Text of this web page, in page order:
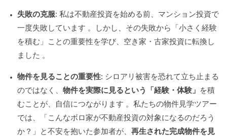
失敗の克服: 私は不動産投資を始める前、マンション投資で
一度失敗しています 。しかし、その失敗から「小さく経験
を積む」ことの重要性を学び、空き家・古家投資に転換し
ました 。
物件を見ることの重要性: シロアリ被害を恐れて立ち止まる
のではなく、 物件を実際に見るという「経験・体験」 を積
むことが、自信につながります 。私たちの物件見学ツアー
では、「こんなボロ家が不動産投資の対象になるのだろう
か？」
と不安を抱いた参加者が、 再生された完成物件を見